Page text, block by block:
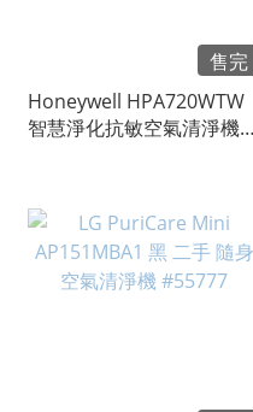
售完
Honeywell HPA720WTW
智慧淨化抗敏空氣清淨機